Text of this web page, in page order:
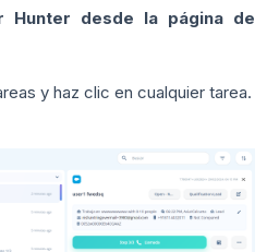
Hunter desde la página de
y haz clic en cualquier tarea.